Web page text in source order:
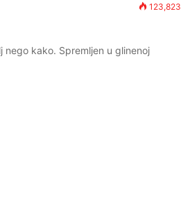
123,823
kako. Spremljen u glinenoj